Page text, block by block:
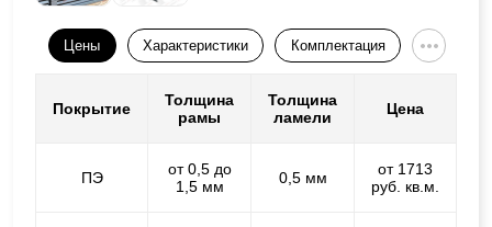
Цены Характеристики Комплектация
Покрытие
Толщина
рамы
Толщина
ламели
Цена
ПЭ
от 0,5 до
1,5 мм
0,5 мм
от 1713
руб. кв.м.